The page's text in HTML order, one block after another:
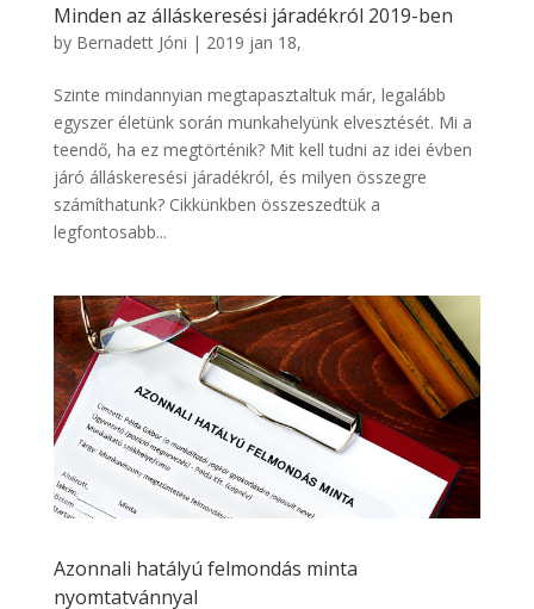
Minden az álláskeresési járadékról 2019-ben
by Bernadett Jóni | 2019 jan 18,
Szinte mindannyian megtapasztaltuk már, legalább
egyszer életünk során munkahelyünk elvesztését. Mi a
teendő, ha ez megtörténik? Mit kell tudni az idei évben
járó álláskeresési járadékról, és milyen összegre
számíthatunk? Cikkünkben összeszedtük a
legfontosabb...
Azonnali hatályú felmondás minta
nyomtatvánnyal